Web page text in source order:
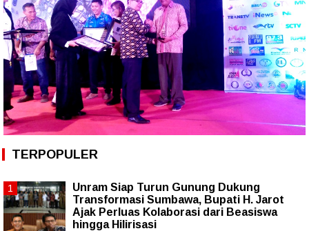
TERPOPULER
Unram Siap Turun Gunung Dukung
Transformasi Sumbawa, Bupati H. Jarot
Ajak Perluas Kolaborasi dari Beasiswa
hingga Hilirisasi